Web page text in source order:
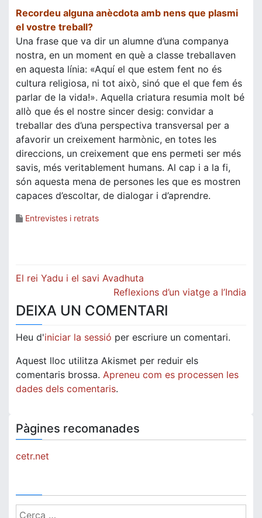
Recordeu alguna anècdota amb nens que plasmi
el vostre treball?
Una frase que va dir un alumne d’una companya
nostra, en un moment en què a classe treballaven
en aquesta línia: «Aquí el que estem fent no és
cultura religiosa, ni tot això, sinó que el que fem és
parlar de la vida!». Aquella criatura resumia molt bé
allò que és el nostre sincer desig: convidar a
treballar des d’una perspectiva transversal per a
afavorir un creixement harmònic, en totes les
direccions, un creixement que ens permeti ser més
savis, més veritablement humans. Al cap i a la fi,
són aquesta mena de persones les que es mostren
capaces d’escoltar, de dialogar i d’aprendre.
Entrevistes i retrats
Navegació
El rei Yadu i el savi Avadhuta
Reflexions d’un viatge a l’India
DEIXA UN COMENTARI
Heu d'iniciar la sessió per escriure un comentari.
Aquest lloc utilitza Akismet per reduir els
comentaris brossa. Apreneu com es processen les
dades dels comentaris.
Pàgines recomanades
cetr.net
Cerca: